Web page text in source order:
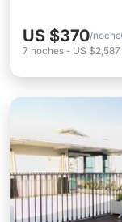
US $370/noche
7 noches - US $2,587